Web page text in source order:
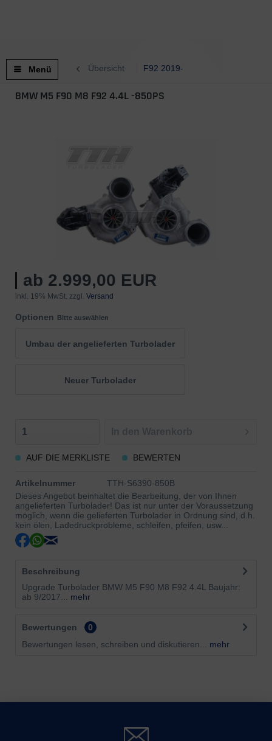
Menü Übersicht F92 2019-
BMW M5 F90 M8 F92 4.4L -850PS
ab 2.999,00 EUR
inkl. 19% MwSt. zzgl. Versand
Optionen Bitte auswählen
Umbau der angelieferten Turbolader
Neuer Turbolader
AUF DIE MERKLISTE BEWERTEN
Artikelnummer
TTH-S6390-850B
Dieses Angebot beinhaltet die Bearbeitung, der von Ihnen
angelieferten Turbolader! Das ist nur unter der Voraussetzung
möglich, wenn die gelieferten Turbolader in Ordnung sind, d.h.
kein ölen, Ladedruckprobleme, schleifen, pfeifen, usw...
Beschreibung
Upgrade Turbolader BMW M5 F90 M8 F92 4.4L Baujahr:
ab 9/2017...
mehr
Bewertungen
0
Bewertungen lesen, schreiben und diskutieren...
mehr